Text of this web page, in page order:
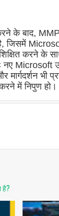
के बाद,
जिसमें
करने के
Microsoft
मार्गदर्शन भी
में निपुण हो।
है?